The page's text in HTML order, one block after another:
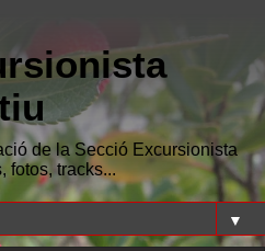
de la Secció Excursionista
fotos, tracks...
▼